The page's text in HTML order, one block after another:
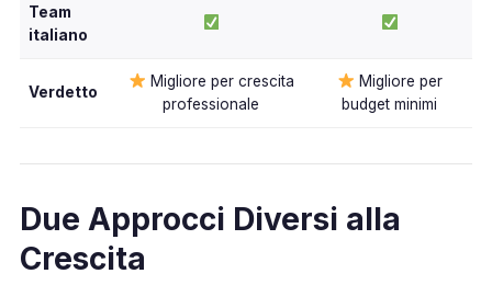
Team
italiano
Verdetto
Migliore per crescita
professionale
Migliore per
budget minimi
Due Approcci Diversi alla
Crescita